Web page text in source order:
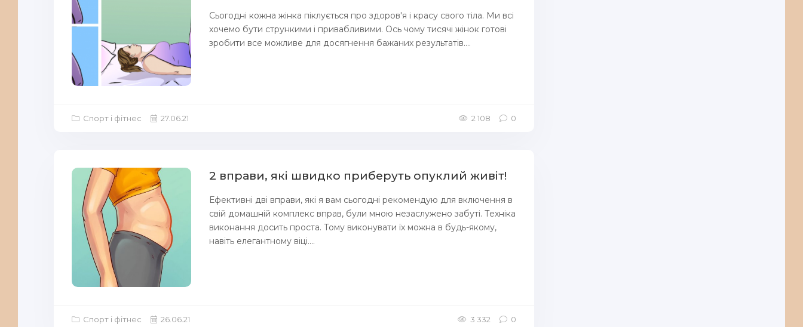
Сьогодні кожна жінка піклується про здоров'я і красу свого тіла. Ми всі
хочемо бути стрункими і привабливими. Ось чому тисячі жінок готові
зробити все можливе для досягнення бажаних результатів....
Спорт і фітнес 27.06.21 2 108 0
2 вправи, які швидко приберуть опуклий живіт!
Ефективні дві вправи, які я вам сьогодні рекомендую для включення в
свій домашній комплекс вправ, були мною незаслужено забуті. Техніка
виконання досить проста. Тому виконувати їх можна в будь-якому,
навіть елегантному віці....
Спорт і фітнес 26.06.21 3 332 0